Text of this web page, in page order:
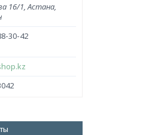
16/1, Астана,
30-42